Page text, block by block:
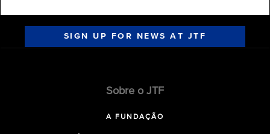
SIGN UP FOR NEWS AT JTF
Sobre o JTF
A FUNDAÇÃO